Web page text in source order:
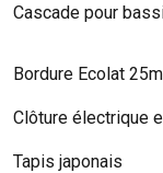
Cascade pour
Bordure Ecolat 25m
Clôture électrique
Tapis japonais